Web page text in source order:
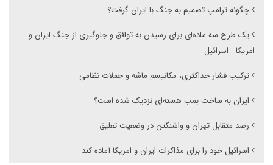
چگونه ترامپ تصمیم به جنگ با ایران گرفت؟
یک طرح سه ماده‌ای برای رسیدن به توافق و جلوگیری از جنگ ایران و
امریکا - اسرائیل
ترکیب فشار حداکثری، مکانیسم ماشه و حملات نظامی
ایران به ساخت بمب هسته‌ای نزدیک شده‌ است؟
رصد متقابل تهران و واشنگتن در وضعیت تعلیق
اسرائیل خود را برای مذاکرات ایران و امریکا آماده کند